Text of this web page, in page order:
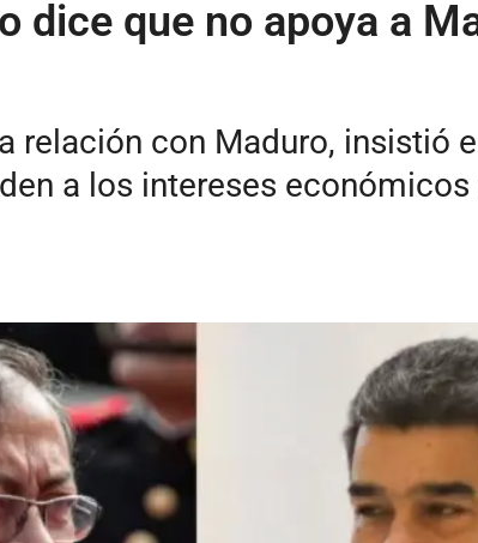
dice que no apoya a
relación con Maduro, insistió
a los intereses